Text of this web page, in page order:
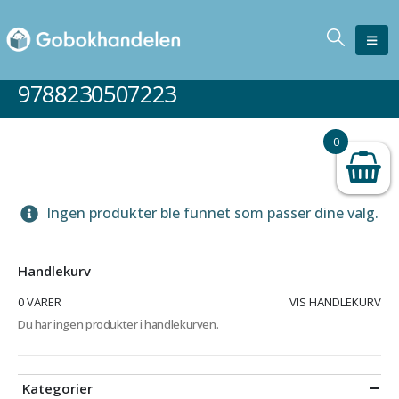
9788230507223
Ingen produkter ble funnet som passer dine valg.
Handlekurv
0 VARER
VIS HANDLEKURV
Du har ingen produkter i handlekurven.
Kategorier
0